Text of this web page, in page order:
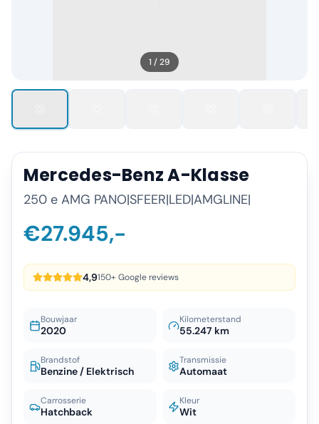
1 /29
Mercedes-BenzA-Klasse
250 e AMG PANO|SFEER|LED|AMGLINE|
€27.945,-
4,9150+ Google reviews
Bouwjaar
2020
Kilometerstand
55.247 km
Brandstof
Benzine / Elektrisch
Transmissie
Automaat
Carrosserie
Hatchback
Kleur
Wit